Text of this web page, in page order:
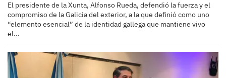
El presidente de la Xunta, Alfonso Rueda, defendió la fuerza y el
compromiso de la Galicia del exterior, a la que definió como uno
“elemento esencial” de la identidad gallega que mantiene vivo
el...